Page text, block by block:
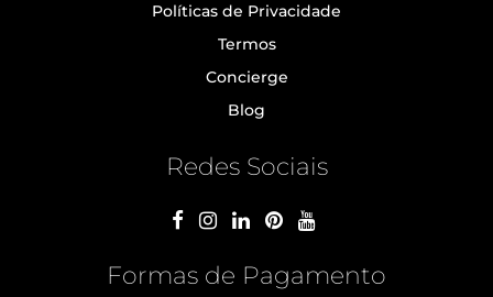
Políticas de Privacidade
Termos
Concierge
Blog
Redes Sociais
Formas de Pagamento